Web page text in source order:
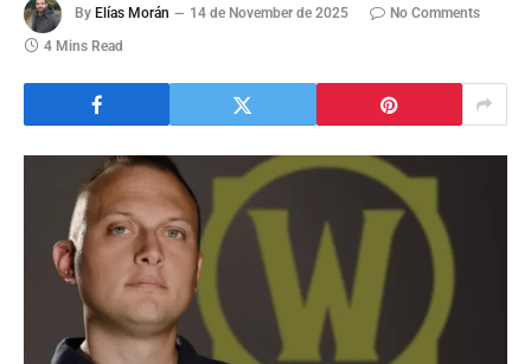
By Elías Morán 14 de November de 2025
No Comments
4 Mins Read